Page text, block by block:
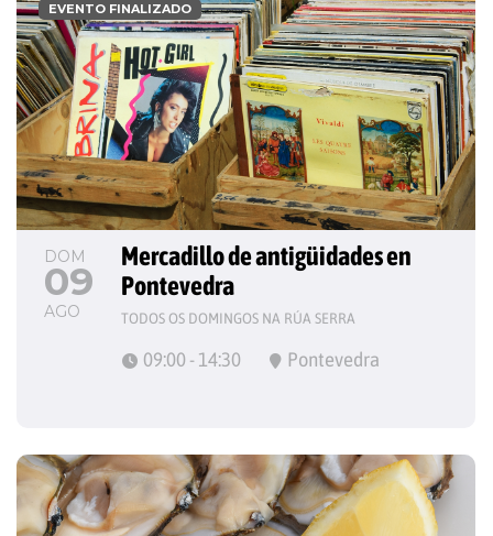
DOM
09
AGO
Mercadillo de antigüidades en
Pontevedra
TODOS OS DOMINGOS NA RÚA SERRA
09:00 - 14:30 Pontevedra
EVENTO FINALIZADO